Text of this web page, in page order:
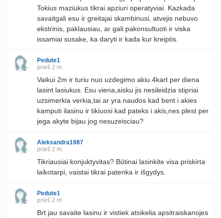
Tokius maziukus tikrai apziuri operatyviai. Kazkada
savaitgali esu ir greitajai skambinusi, atvejis nebuvo
ekstrinis, paklausiau, ar gali pakonsultuoti ir viska
issamiai susake, ka daryti ir kada kur kreiptis.
Pedute1
prieš 2 m.
Vaikui 2m ir turiu nuo uzdegimo akiu 4kart per diena
lasint lasiukus. Esu viena,aisku jis nesileidzia stipriai
uzsimerkia verkia,tai ar yra naudos kad bent i akies
kamputi ilasinu ir tikiuosi kad pateks i akis,nes plest per
jega akyte bijau jog nesuzeisciau?
Aleksandra1987
prieš 2 m.
Tikriausiai konjuktyvitas? Būtinai lasinkite visa priskirta
laikotarpi, vaistai tikrai patenka ir išgydys.
Pedute1
prieš 2 m.
Brt jau savaite lasinu ir vistiek atsikelia apsitraiskanojes